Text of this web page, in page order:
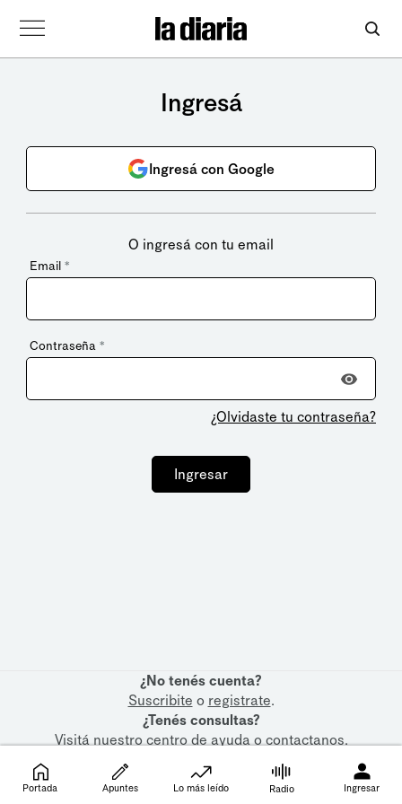
Ingresá
Ingresá con Google
O ingresá con tu email
Email *
Contraseña *
¿Olvidaste tu contraseña?
Ingresar
¿No tenés cuenta?
Suscribite o registrate.
¿Tenés consultas?
Visitá nuestrocentro de ayudaocontactanos.
Portada Apuntes Lo más leído Radio Ingresar